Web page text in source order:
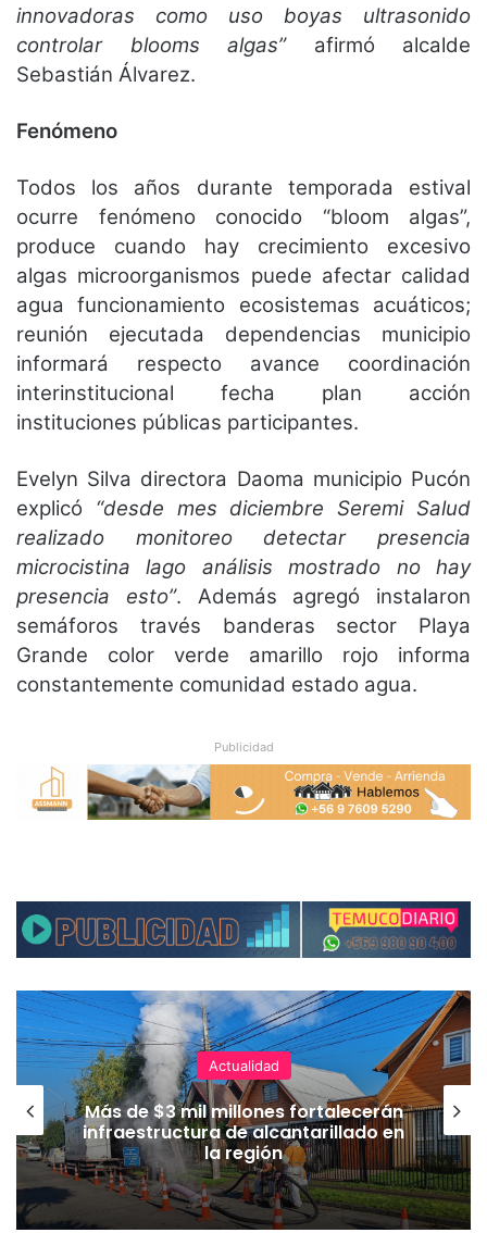
innovadoras como uso boyas ultrasonido
controlar blooms algas”afirmó alcalde
Sebastián Álvarez.
Fenómeno
Todos los años durante temporada estival
ocurre fenómeno conocido “bloom algas”,
produce cuando hay crecimiento excesivo
algas microorganismos puede afectar calidad
agua funcionamiento ecosistemas acuáticos;
reunión ejecutada dependencias municipio
informará respecto avance coordinación
interinstitucional fecha plan acción
instituciones públicas participantes.
Evelyn Silva directora Daoma municipio Pucón
explicó “desde mes diciembre Seremi Salud
realizado monitoreo detectar presencia
microcistina lago análisis mostrado no hay
presencia esto”. Además agregó instalaron
semáforos través banderas sector Playa
Grande color verde amarillo rojo informa
constantemente comunidad estado agua.
Publicidad
Actualidad
Más de $3 mil millones fortalecerán
infraestructura de alcantarillado en
la región